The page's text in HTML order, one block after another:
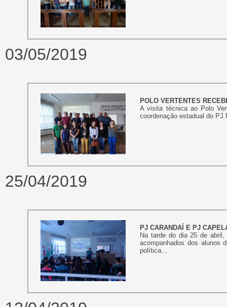
03/05/2019
POLO VERTENTES
A visita técnica ao Polo
coordenação estadual do PJ
25/04/2019
PJ CARANDAÍ E PJ
Na tarde do dia 25 de
acompanhados dos alunos
política...